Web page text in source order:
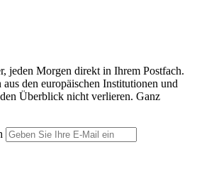
jeden Morgen direkt in Ihrem Postfach.
den europäischen Institutionen und
Überblick nicht verlieren. Ganz